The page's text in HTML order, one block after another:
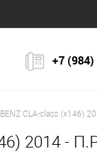
+7 (984)
CLA-class (x146)
2014 -